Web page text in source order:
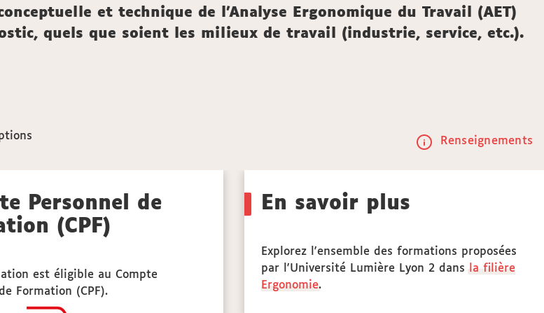
et technique de l'Analyse Ergonomique du Travail (AET)
quels que soient les milieux de travail (industrie, service, etc.).
Renseignements
Personnel de
(CPF)
est éligible au Compte
Formation (CPF).
En savoir plus
Explorez l'ensemble des formations proposées
par l'Université Lumière Lyon 2 dans
la filière
Ergonomie.